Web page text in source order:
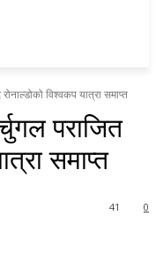
विश्वकप यात्रा समाप्त
पराजित
समाप्त
0
41